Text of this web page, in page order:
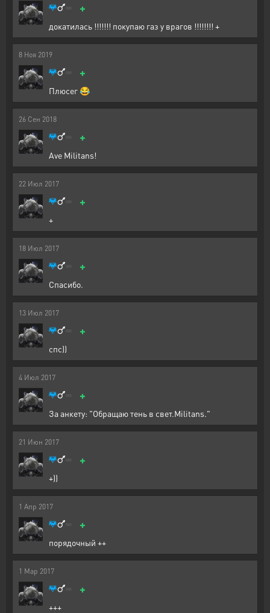
+
докатилась !!!!!!! покупаю газ у врагов !!!!!!!! +
8 Ноя 2019
+
Плюсег 😂
26 Сен 2018
+
Ave Militans!
22 Июл 2017
+
+
18 Июл 2017
+
Спасибо.
13 Июл 2017
+
спс))
4 Июл 2017
+
За анкету: "Обращаю тень в свет.Militans."
21 Июн 2017
+
+))
1 Апр 2017
+
порядочный ++
1 Мар 2017
+
+++